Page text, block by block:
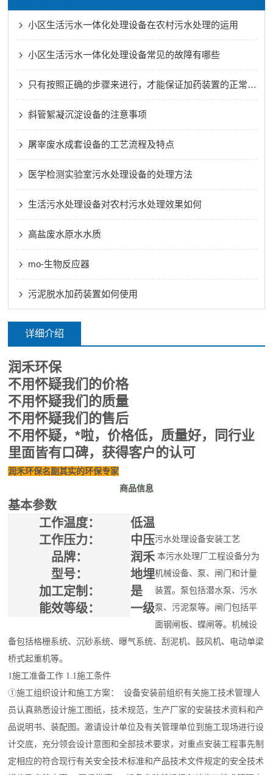
小区生活污水一体化处理设备在农村污水处理的运用
小区生活污水一体化处理设备常见的故障有哪些
只有按照正确的步骤来进行，才能保证加药装置的正常运行
斜管絮凝沉淀设备的注意事项
屠宰废水成套设备的工艺流程及特点
医学检测实验室污水处理设备的处理方法
生活污水处理设备对农村污水处理效果如何
高盐废水原水水质
mo-生物反应器
污泥脱水加药装置如何使用
详细介绍
润禾环保
不用怀疑我们的价格
不用怀疑我们的质量
不用怀疑我们的售后
不用怀疑，*啦，价格低，质量好，同行业
里面皆有口碑，获得客户的认可
润禾环保名副其实的环保专家
商品信息
基本参数
工作温度：
低温
工作压力：
中压
品牌：
润禾
型号：
地埋
加工定制：
是
能效等级：
一级
污水处理设备安装工艺
本污水处理厂工程设备分为
机械设备、泵、闸门和计量
装置。泵包括潜水泵、污水
泵、污泥泵等。闸门包括平
面钢闸板、蝶闸等。机械设
备包括格栅系统、沉砂系统、曝气系统、刮泥机、鼓风机、电动单梁
桥式起重机等。
1施工准备工作 1.1施工条件
①施工组织设计和施工方案： 设备安装前组织有关施工技术管理人
员认真熟悉设计施工图纸，技术规范，生产厂家的安装技术资料和产
品说明书、装配图。邀请设计单位及有关管理单位到施工现场进行设
计交底，充分领会设计意图和全部技术要求，对重点安装工程事先制
定相应的符合现行有关安全技术标准和产品技术文件规定的安全技术